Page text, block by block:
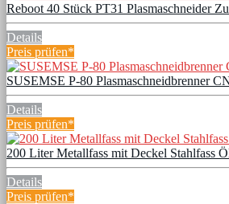
Reboot 40 Stück PT31 Plasmaschneider
Details
Preis prüfen*
SUSEMSE P-80 Plasmaschneidbrenner
Details
Preis prüfen*
200 Liter Metallfass mit Deckel Stahlfass
Details
Preis prüfen*